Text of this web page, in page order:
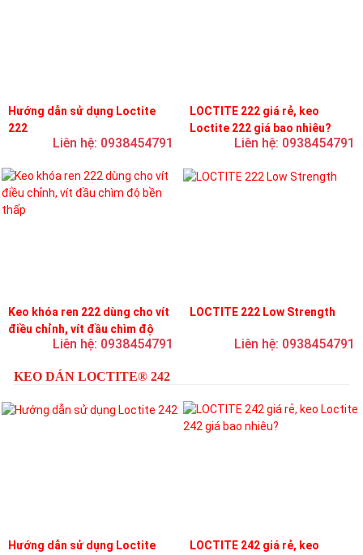
Hướng dẫn sử dụng Loctite
222
Liên hệ: 0938454791
LOCTITE 222 giá rẻ, keo
Loctite 222 giá bao nhiêu?
Liên hệ: 0938454791
Keo khóa ren 222 dùng cho vít
điều chỉnh, vít đầu chìm độ
bền thấpLiên hệ: 0938454791
LOCTITE 222 Low Strength
Liên hệ: 0938454791
KEO DÁN LOCTITE® 242
Hướng dẫn sử dụng Loctite
LOCTITE 242 giá rẻ, keo